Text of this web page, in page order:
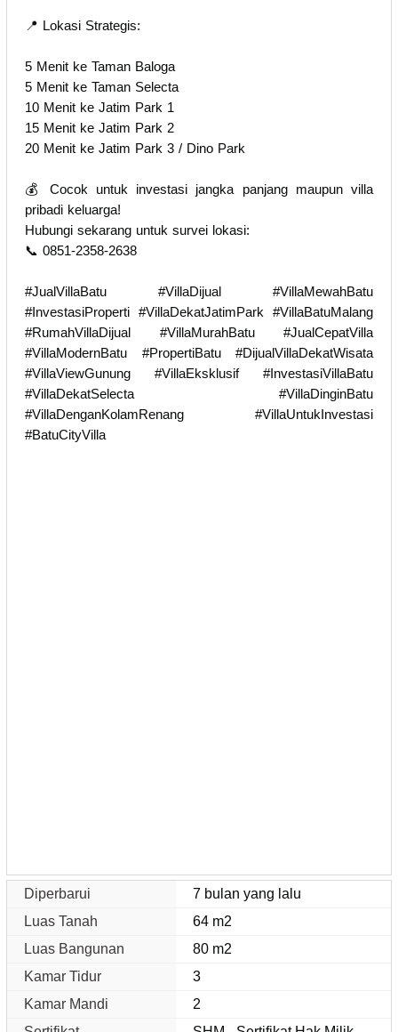
📍 Lokasi Strategis:
5 Menit ke Taman Baloga
5 Menit ke Taman Selecta
10 Menit ke Jatim Park 1
15 Menit ke Jatim Park 2
20 Menit ke Jatim Park 3 / Dino Park
💰 Cocok untuk investasi jangka panjang maupun villa
pribadi keluarga!
Hubungi sekarang untuk survei lokasi:
📞 0851-2358-2638
#JualVillaBatu #VillaDijual #VillaMewahBatu
#InvestasiProperti #VillaDekatJatimPark #VillaBatuMalang
#RumahVillaDijual #VillaMurahBatu #JualCepatVilla
#VillaModernBatu #PropertiBatu #DijualVillaDekatWisata
#VillaViewGunung #VillaEksklusif #InvestasiVillaBatu
#VillaDekatSelecta #VillaDinginBatu
#VillaDenganKolamRenang #VillaUntukInvestasi
#BatuCityVilla
Diperbarui
7 bulan yang lalu
Luas Tanah
64 m2
Luas Bangunan
80 m2
Kamar Tidur
3
Kamar Mandi
2